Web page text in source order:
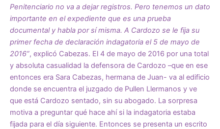
Penitenciario no va a dejar registros. Pero tenemos un dato
importante en el expediente que es una prueba
documental y habla por sí misma. A Cardozo se le fija su
primer fecha de declaración indagatoria el 5 de mayo de
2016”, explicó Cabezas. El 4 de mayo de 2016 por una total
y absoluta casualidad la defensora de Cardozo –que en ese
entonces era Sara Cabezas, hermana de Juan- va al edificio
donde se encuentra el juzgado de Pullen Llermanos y ve
que está Cardozo sentado, sin su abogado. La sorpresa
motiva a preguntar qué hace ahí si la indagatoria estaba
fijada para el día siguiente. Entonces se presenta un escrito